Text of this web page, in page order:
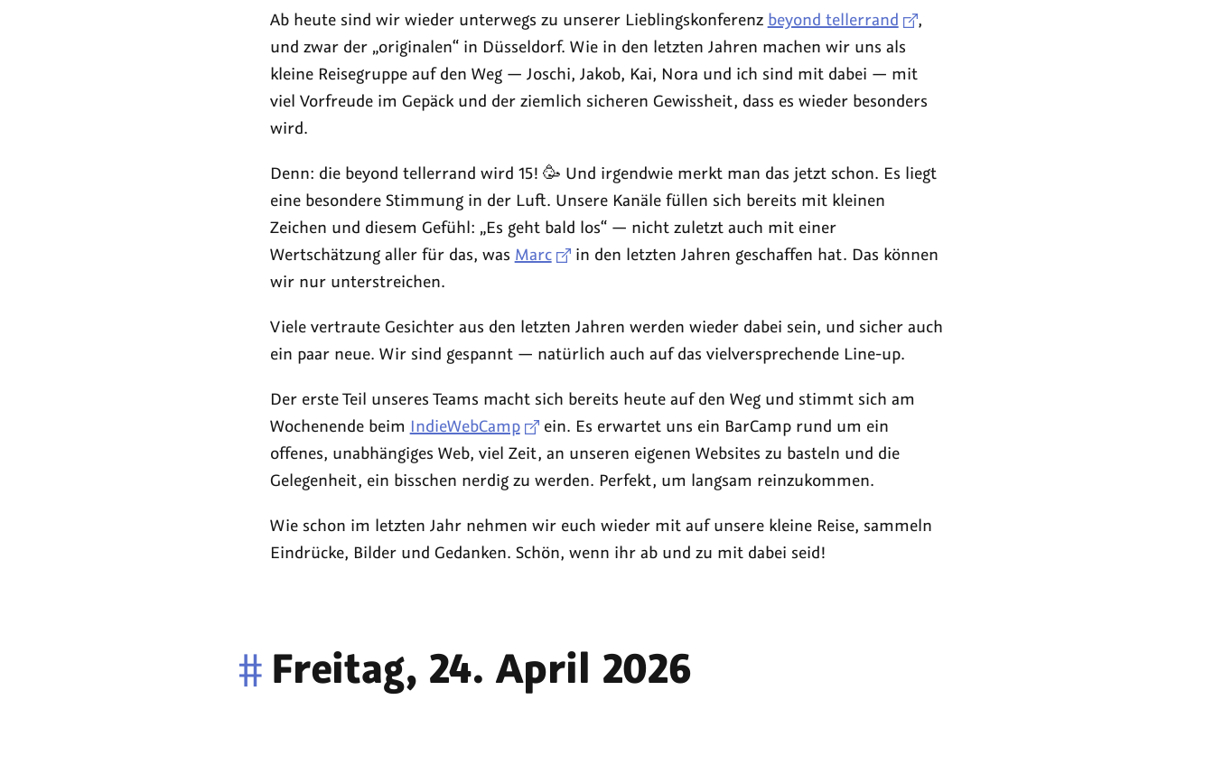
fresh! 2025
Ab heute sind wir wieder unterwegs zu unserer Lieblingskonferenz beyond tellerrand
,
und zwar der „originalen“ in Düsseldorf. Wie in den letzten Jahren machen wir uns als
kleine Reisegruppe auf den Weg — Joschi, Jakob, Kai, Nora und ich sind mit dabei — mit
viel Vorfreude im Gepäck und der ziemlich sicheren Gewissheit, dass es wieder besonders
wird.
Denn: die beyond tellerrand wird 15! 🥳 Und irgendwie merkt man das jetzt schon. Es liegt
eine besondere Stimmung in der Luft. Unsere Kanäle füllen sich bereits mit kleinen
Zeichen und diesem Gefühl: „Es geht bald los“ — nicht zuletzt auch mit einer
Wertschätzung aller für das, was Marc
in den letzten Jahren geschaffen hat. Das können
wir nur unterstreichen.
Viele vertraute Gesichter aus den letzten Jahren werden wieder dabei sein, und sicher auch
ein paar neue. Wir sind gespannt — natürlich auch auf das vielversprechende Line-up.
Der erste Teil unseres Teams macht sich bereits heute auf den Weg und stimmt sich am
Wochenende beim IndieWebCamp
ein. Es erwartet uns ein BarCamp rund um ein
offenes, unabhängiges Web, viel Zeit, an unseren eigenen Websites zu basteln und die
Gelegenheit, ein bisschen nerdig zu werden. Perfekt, um langsam reinzukommen.
Wie schon im letzten Jahr nehmen wir euch wieder mit auf unsere kleine Reise, sammeln
Eindrücke, Bilder und Gedanken. Schön, wenn ihr ab und zu mit dabei seid!
# Freitag, 24. April 2026